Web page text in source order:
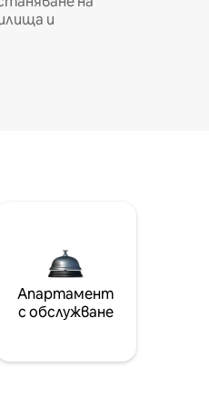
и
Апартамент
с обслужване